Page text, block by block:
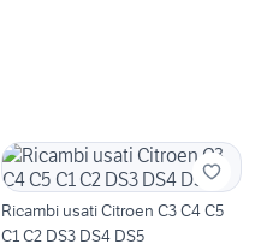
Ricambi usati Citroen C3 C4 C5
C1 C2 DS3 DS4 DS5